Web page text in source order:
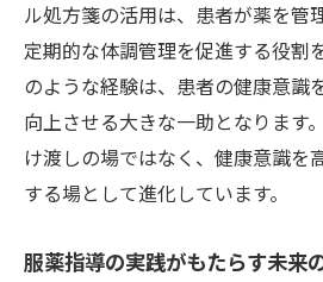
職場環境
コミュニケーションを
患者との交流がもたらす
薬局で働く上でのキャリ
職場環境を改善するため
理想の職場環境を実現す
ル処方箋の活用は、患者が薬を管
定期的な体調管理を促進する役割
のような経験は、患者の健康意識
向上させる大きな一助となります
け渡しの場ではなく、健康意識を
する場として進化しています。
服薬指導の実践がもたらす未来